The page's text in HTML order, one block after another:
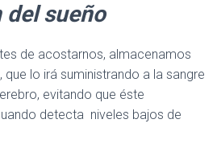
sueño
de acostarnos, almacenamos
lo irá suministrando a la sangre
evitando que éste
detecta niveles bajos de